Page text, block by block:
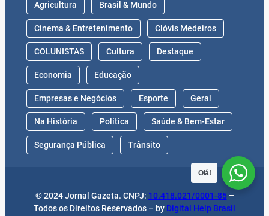
Agricultura Brasil & Mundo
Cinema & Entretenimento Clóvis Medeiros
COLUNISTAS Cultura Destaque
Economia Educação
Empresas e Negócios Esporte Geral
Na História Política Saúde & Bem-Estar
Segurança Pública Trânsito
© 2024 Jornal Gazeta. CNPJ: 10.418.021/0001-85–
Todos os Direitos Reservados – by Digital Help Brasil
Olá!